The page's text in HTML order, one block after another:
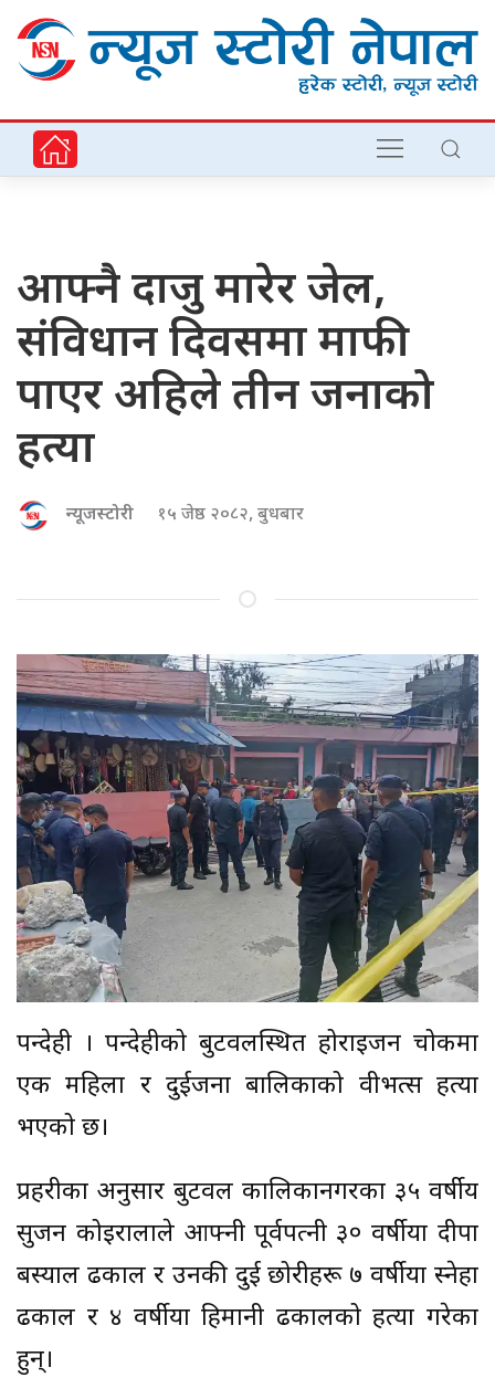
आफ्नै दाजु मारेर जेल,
संविधान दिवसमा माफी
पाएर अहिले तीन जनाको
हत्या
न्यूजस्टोरी १५ जेष्ठ २०८२, बुधबार
रुपन्देही । रुपन्देहीको बुटवलस्थित होराइजन चोकमा
एक महिला र दुईजना बालिकाको वीभत्स हत्या
भएको छ।
प्रहरीका अनुसार बुटवल कालिकानगरका ३५ वर्षीय
सुजन कोइरालाले आफ्नी पूर्वपत्नी ३० वर्षीया दीपा
बस्याल ढकाल र उनकी दुई छोरीहरू ७ वर्षीया स्नेहा
ढकाल र ४ वर्षीया हिमानी ढकालको हत्या गरेका
हुन्।